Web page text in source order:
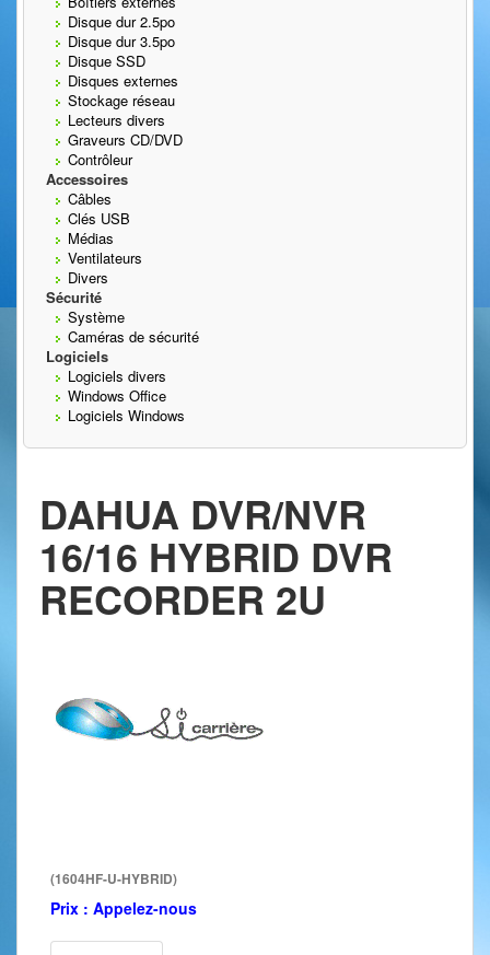
Disque dur 2.5po
Disque dur 3.5po
Disque SSD
Disques externes
Stockage réseau
Lecteurs divers
Graveurs CD/DVD
Contrôleur
Accessoires
Câbles
Clés USB
Médias
Ventilateurs
Divers
Sécurité
Système
Caméras de sécurité
Logiciels
Logiciels divers
Windows Office
Logiciels Windows
DAHUA DVR/NVR
16/16 HYBRID DVR
RECORDER 2U
(1604HF-U-HYBRID)
Prix : Appelez-nous